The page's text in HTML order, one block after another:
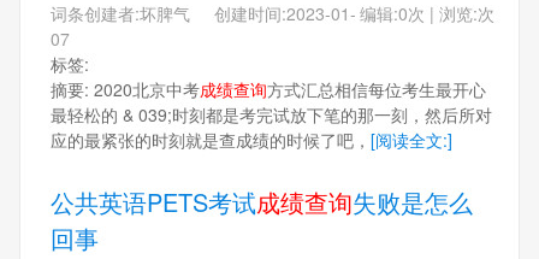
编辑:0次 | 浏览:次
词条创建者:坏脾气 创建时间:2023-01-
07
标签:
摘要: 2020北京中考成绩查询方式汇总相信每位考生最开心
最轻松的 & 039;时刻都是考完试放下笔的那一刻，然后所对
应的最紧张的时刻就是查成绩的时候了吧， [阅读全文:]
公共英语PETS考试成绩查询失败是怎么
回事